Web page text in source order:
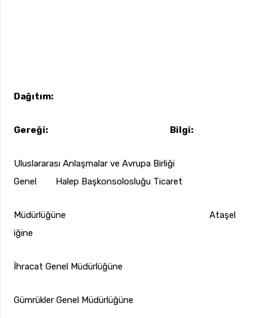
Dağıtım:
Gereği: Bilgi:
Uluslararası Anlaşmalar ve Avrupa Birliği
Genel Halep Başkonsolosluğu Ticaret
Müdürlüğüne Ataşel
iğine
İhracat Genel Müdürlüğüne
Gümrükler Genel Müdürlüğüne